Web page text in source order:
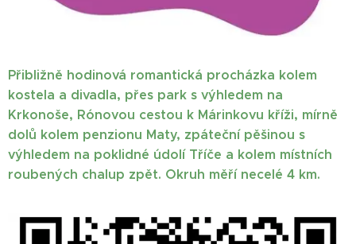
Přibližně hodinová romantická procházka kolem
kostela a divadla, přes park s výhledem na
Krkonoše, Rónovou cestou k Márinkovu kříži, mírně
dolů kolem penzionu Maty, zpáteční pěšinou s
výhledem na poklidné údolí Tříče a kolem místních
roubených chalup zpět. Okruh měří necelé 4 km.